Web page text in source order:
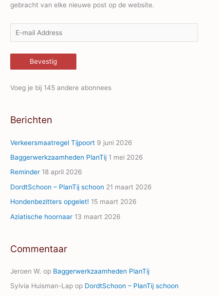
gebracht van elke nieuwe post op de website.
-
m
a
d
r
e
s
s
Bevestig
Voeg je bij 145 andere abonnees
Berichten
Verkeersmaatregel Tijpoort 9 juni 2026
Baggerwerkzaamheden PlanTij 1 mei 2026
Reminder 18 april 2026
DordtSchoon – PlanTij schoon 21 maart 2026
Hondenbezitters opgelet! 15 maart 2026
Aziatische hoornaar 13 maart 2026
Commentaar
Jeroen W. op Baggerwerkzaamheden PlanTij
Sylvia Huisman-Lap op DordtSchoon – PlanTij schoon